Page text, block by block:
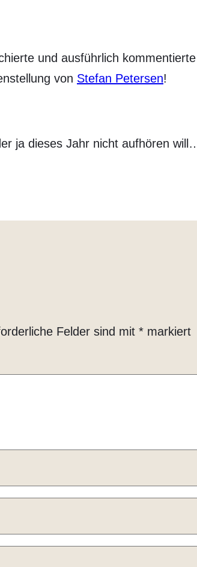
und ausführlich
von Stefan Petersen!
ja dieses Jahr nicht aufhören
Felder sind mit * markiert